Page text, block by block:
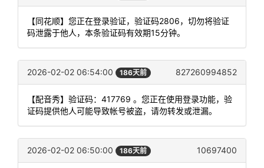
【同花顺】您正在登录验证，验证码2806，切勿将验证
码泄露于他人，本条验证码有效期15分钟。
2026-02-02 06:54:00 186天前 827260994852
【配音秀】验证码：417769 。您正在使用登录功能，验
证码提供他人可能导致帐号被盗，请勿转发或泄漏。
2026-02-02 06:50:00 186天前 10697400